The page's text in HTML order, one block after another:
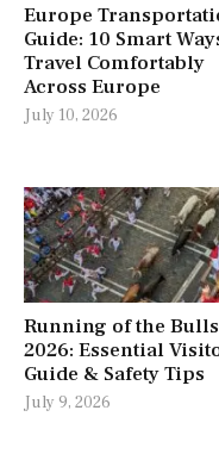
Europe
Guide: 10 Smart
Travel Comfortably
Across Europe
July 10, 2026
Running of the Bulls
2026: Essential
Guide & Safety Tips
July 9, 2026